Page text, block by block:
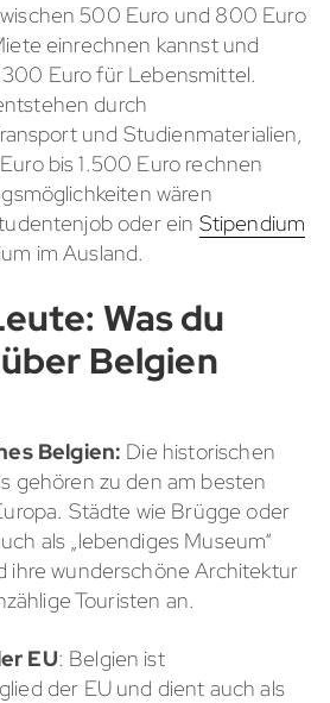
500 Euro und 800 Euro
einrechnen kannst und
Euro für Lebensmittel.
durch
und Studienmaterialien,
bis 1.500 Euro rechnen
wären
oder ein Stipendium
im Ausland.
Was du
Belgien
Belgien: Die historischen
gehören zu den am besten
Städte wie Brügge oder
als „lebendiges Museum“
ihre wunderschöne Architektur
Touristen an.
EU: Belgien ist
der EU und dient auch als